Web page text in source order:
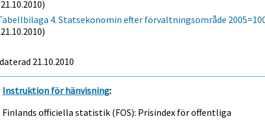
4. Statsekonomin efter förvaltningsområde
21.10.2010
Instruktion för hänvisning:
Finlands officiella statistik (FOS): Prisindex för offentliga